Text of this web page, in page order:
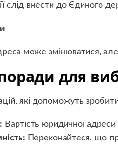
слід внести до Єдиного
може змінюватися,
для
які допоможуть
Вартість юридичної
Переконайтеся, що